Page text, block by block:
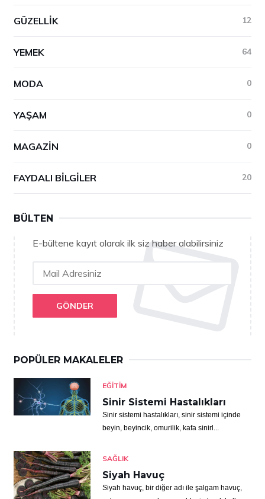
GÜZELLIK 12
YEMEK 64
MODA 0
YAŞAM 0
MAGAZIN 0
FAYDALI BILGILER 20
BÜLTEN
E-bültene kayıt olarak ilk siz haber alabilirsiniz
GÖNDER
POPÜLER MAKALELER
EĞITIM
Sinir Sistemi Hastalıkları
Sinir sistemi hastalıkları, sinir sistemi içinde
beyin, beyincik, omurilik, kafa sinirl...
SAĞLIK
Siyah Havuç
Siyah havuç, bir diğer adı ile şalgam havuç,